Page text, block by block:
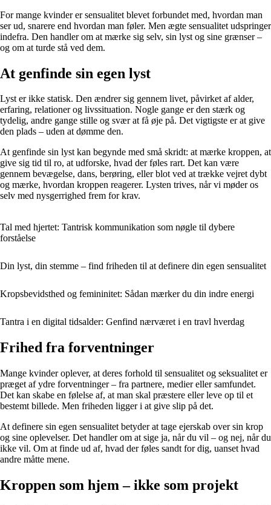
For mange kvinder er sensualitet blevet forbundet med, hvordan man
ser ud, snarere end hvordan man føler. Men ægte sensualitet udspringer
indefra. Den handler om at mærke sig selv, sin lyst og sine grænser –
og om at turde stå ved dem.
At genfinde sin egen lyst
Lyst er ikke statisk. Den ændrer sig gennem livet, påvirket af alder,
erfaring, relationer og livssituation. Nogle gange er den stærk og
tydelig, andre gange stille og svær at få øje på. Det vigtigste er at give
den plads – uden at dømme den.
At genfinde sin lyst kan begynde med små skridt: at mærke kroppen, at
give sig tid til ro, at udforske, hvad der føles rart. Det kan være
gennem bevægelse, dans, berøring, eller blot ved at trække vejret dybt
og mærke, hvordan kroppen reagerer. Lysten trives, når vi møder os
selv med nysgerrighed frem for krav.
Tal med hjertet: Tantrisk kommunikation som nøgle til dybere
forståelse
Din lyst, din stemme – find friheden til at definere din egen sensualitet
Kropsbevidsthed og femininitet: Sådan mærker du din indre energi
Tantra i en digital tidsalder: Genfind nærværet i en travl hverdag
Frihed fra forventninger
Mange kvinder oplever, at deres forhold til sensualitet og seksualitet er
præget af ydre forventninger – fra partnere, medier eller samfundet.
Det kan skabe en følelse af, at man skal præstere eller leve op til et
bestemt billede. Men friheden ligger i at give slip på det.
At definere sin egen sensualitet betyder at tage ejerskab over sin krop
og sine oplevelser. Det handler om at sige ja, når du vil – og nej, når du
ikke vil. Om at finde ud af, hvad der føles sandt for dig, uanset hvad
andre måtte mene.
Kroppen som hjem – ikke som projekt